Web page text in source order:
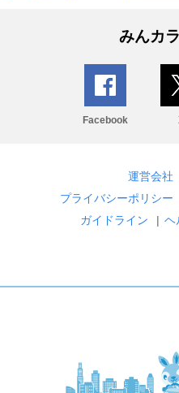
みんカ
Facebook
運営会社
プライバシーポリシー
ガイドライン
| ヘ